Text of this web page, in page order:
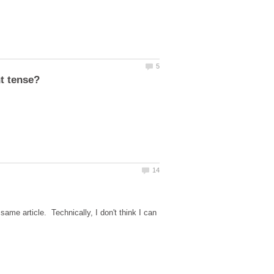
article. Technically, I don't think I can